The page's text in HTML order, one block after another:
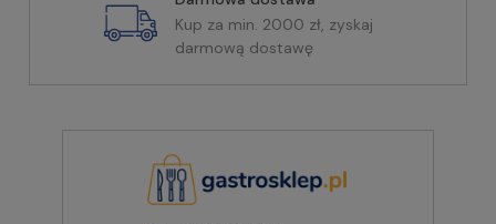
Kup za min. 2000 zł, zyskaj
darmową dostawę